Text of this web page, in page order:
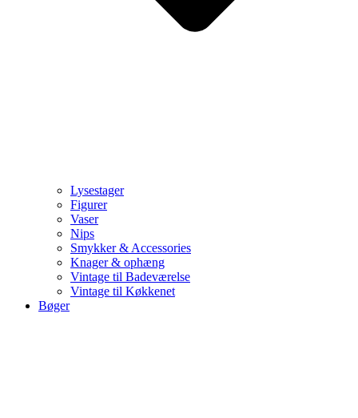
Lysestager
Figurer
Vaser
Nips
Smykker & Accessories
Knager & ophæng
Vintage til Badeværelse
Vintage til Køkkenet
Bøger